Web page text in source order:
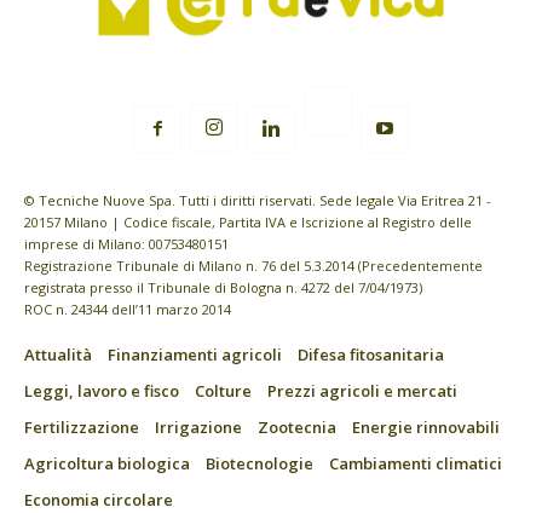
© Tecniche Nuove Spa. Tutti i diritti riservati. Sede legale Via Eritrea 21 -
20157 Milano | Codice fiscale, Partita IVA e Iscrizione al Registro delle
imprese di Milano: 00753480151
Registrazione Tribunale di Milano n. 76 del 5.3.2014 (Precedentemente
registrata presso il Tribunale di Bologna n. 4272 del 7/04/1973)
ROC n. 24344 dell’11 marzo 2014
Attualità Finanziamenti agricoli
Difesa fitosanitaria
Leggi, lavoro e fisco
Colture
Prezzi agricoli e mercati
Fertilizzazione
Irrigazione Zootecnia
Energie rinnovabili
Agricoltura biologica
Biotecnologie
Cambiamenti climatici
Economia circolare